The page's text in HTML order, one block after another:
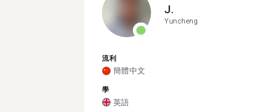
J.
Yuncheng
流利
簡體中文
學
英語